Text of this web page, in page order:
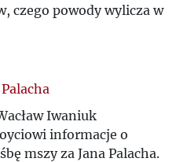
czego powody wylicza w
Iwaniuk
informacje o
mszy za Jana Palacha.